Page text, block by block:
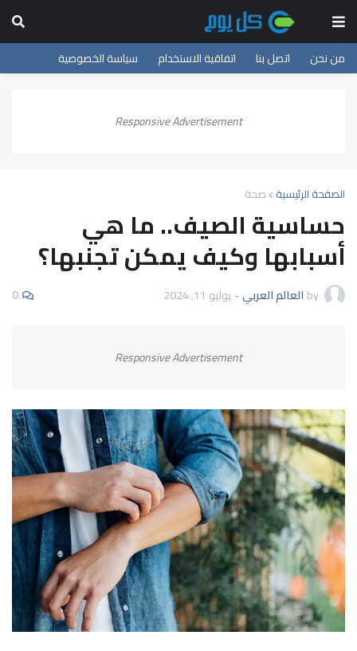
من نحن اتصل بنا اتفاقية الاستخدام سياسة الخصوصية
Responsive Advertisement
الصفحة الرئيسية صحة
حساسية الصيف.. ما هي
أسبابها وكيف يمكن تجنبها؟
by العالم العربي-يوليو 11, 2024 0
Responsive Advertisement